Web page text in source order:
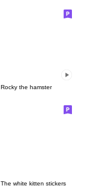
Rocky the hamster
The white kitten stickers